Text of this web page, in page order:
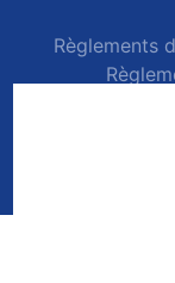
Règlements